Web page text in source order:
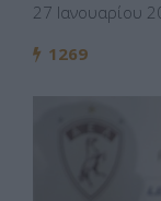
27 Ιανουαρίου
1269